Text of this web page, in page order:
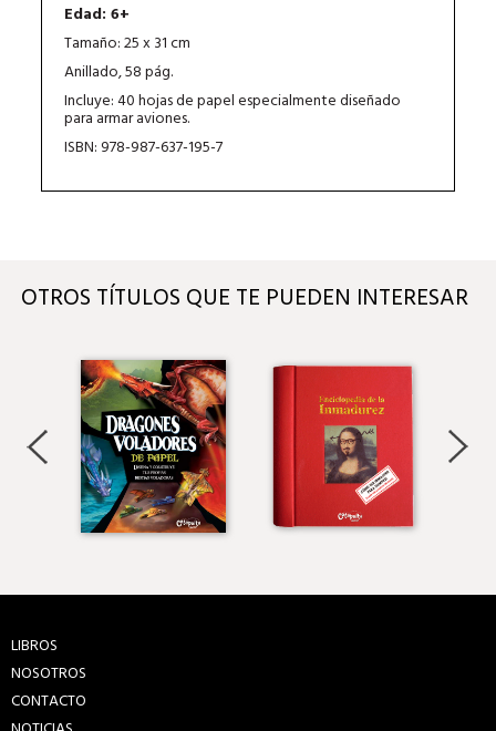
Edad: 6+
Tamaño: 25 x 31 cm
Anillado, 58 pág.
Incluye: 40 hojas de papel especialmente diseñado
para armar aviones.
ISBN: 978-987-637-195-7
OTROS TÍTULOS QUE TE PUEDEN INTERESAR
LIBROS
NOSOTROS
CONTACTO